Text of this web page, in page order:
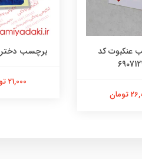
عنکبوت کد
تومان
برچسب دختر 14706135
21,000 تومان